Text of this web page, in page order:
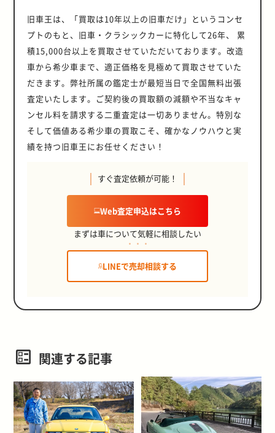
旧車王は、「買取は10年以上の旧車だけ」というコンセ
プトのもと、旧車・クラシックカーに特化して26年、 累
積15,000台以上を買取させていただいております。改造
車から希少車まで、適正価格を見極めて買取させていた
だきます。弊社所属の鑑定士が最短当日で全国無料出張
査定いたします。ご契約後の買取額の減額や不当なキャ
ンセル料を請求する二重査定は一切ありません。特別な
そして価値ある希少車の買取こそ、確かなノウハウと実
績を持つ旧車王にお任せください！
すぐ査定依頼が可能！
Web査定申込はこちら
まずは車について気軽に相談したい
LINEで売却相談する
関連する記事